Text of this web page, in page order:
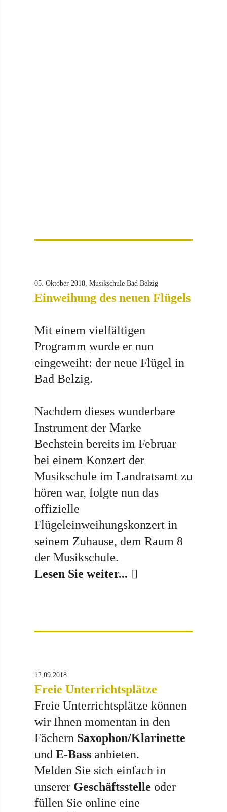
05. Oktober 2018, Musikschule Bad Belzig
Einweihung des neuen Flügels
Mit einem vielfältigen
Programm wurde er nun
eingeweiht: der neue Flügel in
Bad Belzig.
Nachdem dieses wunderbare
Instrument der Marke
Bechstein bereits im Februar
bei einem Konzert der
Musikschule im Landratsamt zu
hören war, folgte nun das
offizielle
Flügeleinweihungskonzert in
seinem Zuhause, dem Raum 8
der Musikschule.
Lesen Sie weiter...
12.09.2018
Freie Unterrichtsplätze
Freie Unterrichtsplätze können
wir Ihnen momentan in den
Fächern Saxophon/Klarinette
und E-Bass anbieten.
Melden Sie sich einfach in
unserer Geschäftsstelle oder
füllen Sie online eine